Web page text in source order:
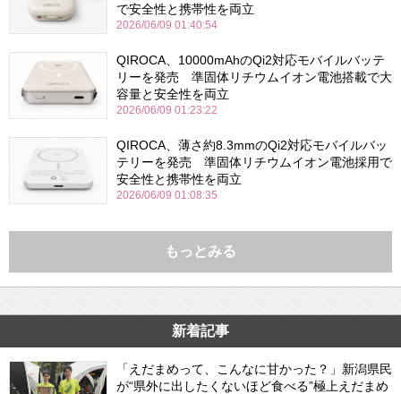
で安全性と携帯性を両立
2026/06/09 01:40:54
QIROCA、10000mAhのQi2対応モバイルバッテ
リーを発売 準固体リチウムイオン電池搭載で大
容量と安全性を両立
2026/06/09 01:23:22
QIROCA、薄さ約8.3mmのQi2対応モバイルバッ
テリーを発売 準固体リチウムイオン電池採用で
安全性と携帯性を両立
2026/06/09 01:08:35
もっとみる
新着記事
「えだまめって、こんなに甘かった？」新潟県民
が“県外に出したくないほど食べる”極上えだまめ